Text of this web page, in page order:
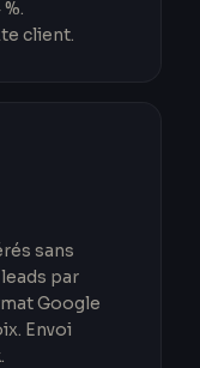
client.
sans
par
Google
Envoi